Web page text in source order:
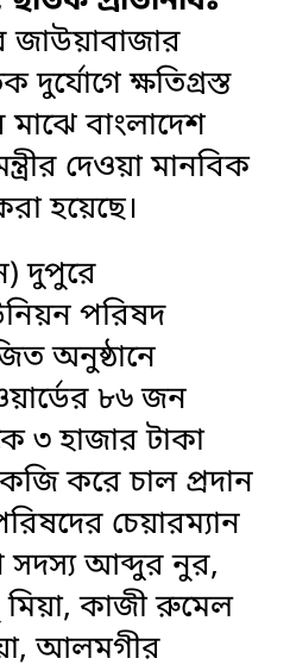
দুর্যোগে ক্ষতিগ্রস্ত
বাংলাদেশ
দেওয়া মানবিক
হয়েছে।
দুপুরে
পরিষদ
অনুষ্ঠানে
৮৬ জন
৩ হাজার টাকা
করে চাল প্রদান
চেয়ারম্যান
আব্দুর নুর,
কাজী রুমেল
আলমগীর